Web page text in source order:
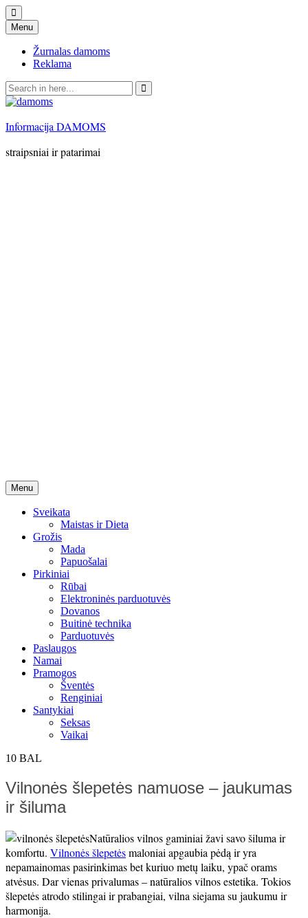
Menu Skip
to
content
Žurnalas damoms
Reklama
Search
for:
Informacija DAMOMS
straipsniai ir patarimai
Menu Skip
to
content
Sveikata
Maistas ir Dieta
Grožis
Mada
Papuošalai
Pirkiniai
Rūbai
Elektroninės parduotuvės
Dovanos
Buitinė technika
Parduotuvės
Paslaugos
Namai
Pramogos
Šventės
Renginiai
Santykiai
Seksas
Vaikai
10 BAL
Vilnonės šlepetės namuose – jaukumas
ir šiluma
Natūralios vilnos gaminiai žavi savo šiluma ir
komfortu. Vilnonės šlepetėsmaloniai apgaubia pėdą ir yra
nepamainomas pasirinkimas bet kuriuo metų laiku, ypač orams
atvėsus. Dar vienas privalumas – natūralios vilnos estetika. Tokios
šlepetės atrodo stilingai ir prabangiai, vilna siejama su jaukumu ir
harmonija.